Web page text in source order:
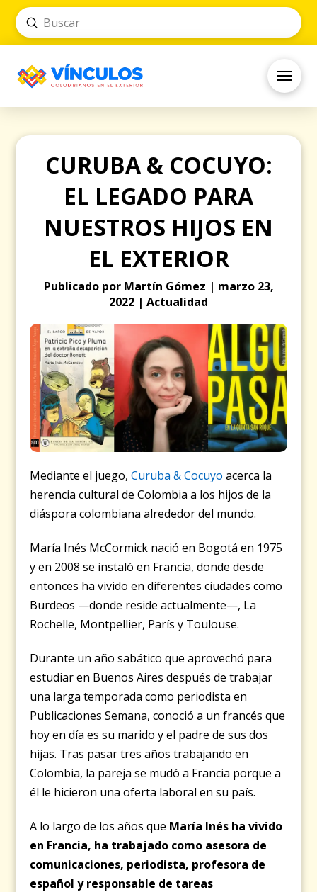
Search
Submit
CURUBA & COCUYO:
EL LEGADO PARA
NUESTROS HIJOS EN
EL EXTERIOR
Publicado por Martín Gómez | marzo 23,
2022 | Actualidad
Mediante el juego,Curuba & Cocuyo acerca la
herencia cultural de Colombia a los hijos de la
diáspora colombiana alrededor del mundo.
María Inés McCormick nació en Bogotá en 1975
y en 2008 se instaló en Francia, donde desde
entonces ha vivido en diferentes ciudades como
Burdeos —donde reside actualmente—, La
Rochelle, Montpellier, París y Toulouse.
Durante un año sabático que aprovechó para
estudiar en Buenos Aires después de trabajar
una larga temporada como periodista en
Publicaciones Semana, conoció a un francés que
hoy en día es su marido y el padre de sus dos
hijas. Tras pasar tres años trabajando en
Colombia, la pareja se mudó a Francia porque a
él le hicieron una oferta laboral en su país.
A lo largo de los años que María Inés ha vivido
en Francia, ha trabajado como asesora de
comunicaciones, periodista, profesora de
español y responsable de tareas